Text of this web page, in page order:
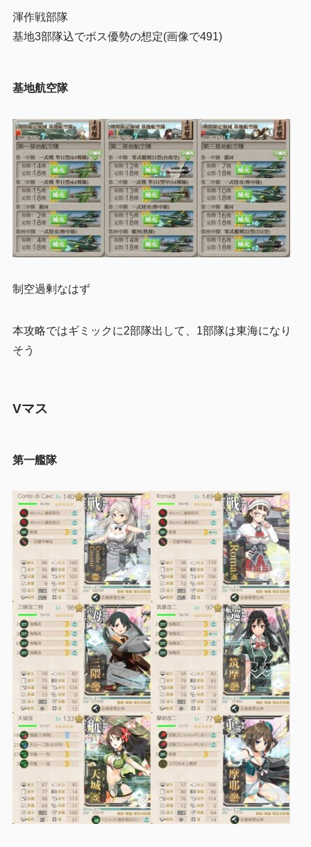
渾作戦部隊
基地3部隊込でボス優勢の想定(画像で491)
基地航空隊
制空過剰なはず
本攻略ではギミックに2部隊出して、1部隊は東海になり
そう
Vマス
第一艦隊